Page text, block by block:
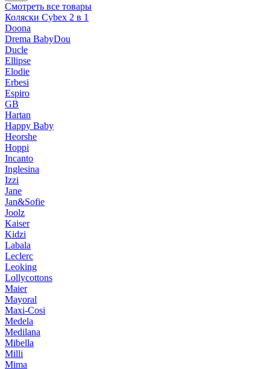
Смотреть все товары
Коляски Cybex 2 в 1
Doona
Drema BabyDou
Ducle
Ellipse
Elodie
Erbesi
Espiro
GB
Hartan
Happy Baby
Heorshe
Hoppi
Incanto
Inglesina
Izzi
Jane
Jan&Sofie
Joolz
Kaiser
Kidzi
Labala
Leclerc
Leoking
Lollycottons
Maier
Mayoral
Maxi-Cosi
Medela
Medilana
Mibella
Milli
Mima